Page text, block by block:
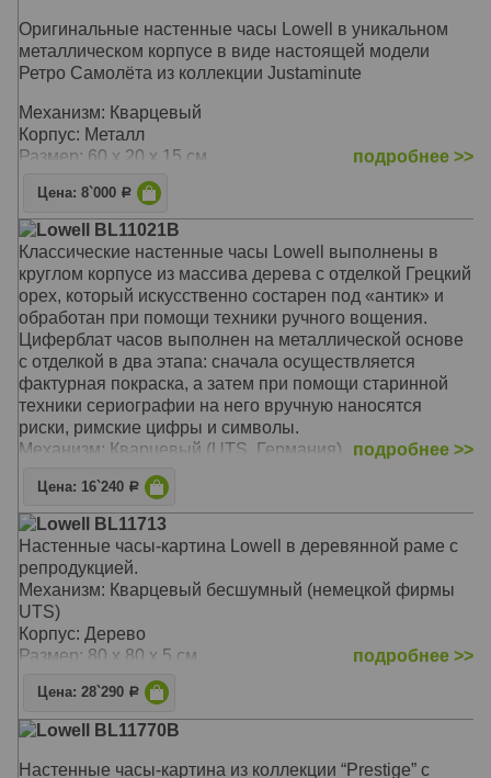
Оригинальные настенные часы Lowell в уникальном
металлическом корпусе в виде настоящей модели
Ретро Самолёта из коллекции Justaminute
Механизм: Кварцевый
Корпус: Металл
Размер: 60 х 20 х 15 см
подробнее >>
Цена: 8`000 Р
Lowell BL11021B
Классические настенные часы Lowell выполнены в
круглом корпусе из массива дерева с отделкой Грецкий
орех, который искусственно состарен под «антик» и
обработан при помощи техники ручного вощения.
Циферблат часов выполнен на металлической основе
с отделкой в два этапа: сначала осуществляется
фактурная покраска, а затем при помощи старинной
техники сериографии на него вручную наносятся
риски, римские цифры и символы.
Механизм: Кварцевый (UTS, Германия)
Корпус: Антикварная древесина, отделка - грецкий
орех
Размер: 55 х 55 см
подробнее >>
Цена: 16`240 Р
Lowell BL11713
Настенные часы-картина Lowell в деревянной раме с
репродукцией.
Механизм: Кварцевый бесшумный (немецкой фирмы
UTS)
Корпус: Дерево
Размер: 80 х 80 x 5 см
подробнее >>
Цена: 28`290 Р
Lowell BL11770B
Настенные часы-картина из коллекции “Prestige” с